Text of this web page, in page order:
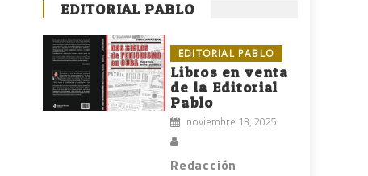
EDITORIAL PABLO
EDITORIAL PABLO
Libros en venta
de la Editorial
Pablo
noviembre 13, 2025
Redacción